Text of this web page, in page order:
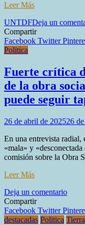
Leer Más
UNTDFDeja un
Compartir
Facebook Twitter
Politica
Fuerte crítica
de la obra
puede seguir
26 de abril de 202526
En una entrevista
«mala» y
comisión sobre la Obra
Leer Más
Deja un comentarioen
de
Compartir
Facebook Twitter
destacadas Politica